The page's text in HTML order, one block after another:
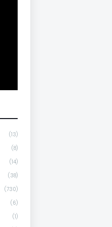
(13)
(8)
(14)
(38)
(730)
(6)
(1)